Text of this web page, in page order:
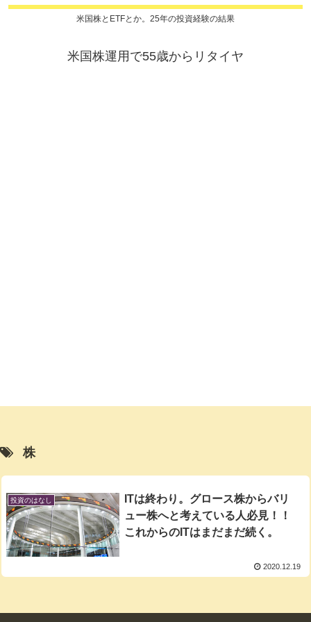
米国株とETFとか。25年の投資経験の結果
米国株運用で55歳からリタイヤ
株
投資のはなし
ITは終わり。グロース株からバリ
ュー株へと考えている人必見！！
これからのITはまだまだ続く。
2020.12.19